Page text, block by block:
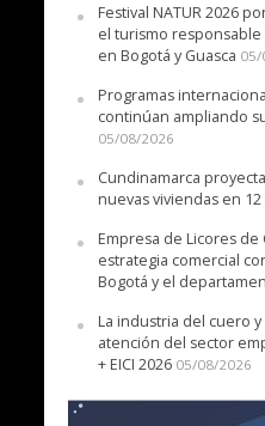
Festival NATUR 2026
el turismo
en Bogotá y Guasca 05/
Programas
continúan ampliando
05/08/2026
Cundinamarca
nuevas viviendas en
Empresa de Licores
estrategia comercial
Bogotá y el
La industria del cuero
atención del sector
+ EICI 2026 05/08/2026